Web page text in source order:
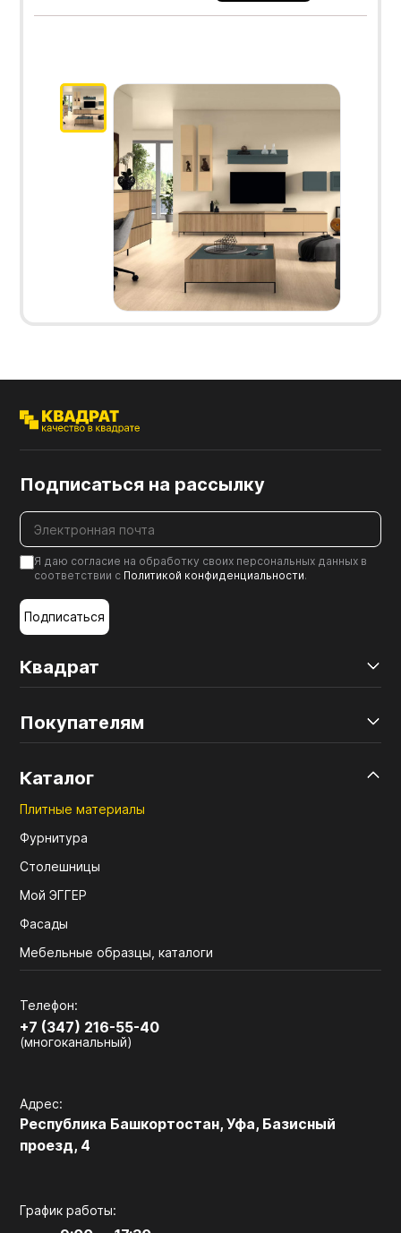
Квадрат
Покупателям
Каталог
Плитные материалы
Фурнитура
Столешницы
Мой ЭГГЕР
Фасады
Мебельные образцы, каталоги
Телефон:
+7 (347) 216-55-40
(многоканальный)
Адрес:
Республика Башкортостан, Уфа, Базисный
проезд, 4
График работы:
Подписаться на рассылку
Я даю согласие на обработку своих персональных данных в
соответствии с Политикой конфиденциальности.
Подписаться